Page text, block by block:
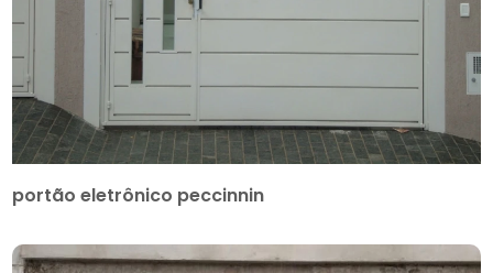
portão eletrônico peccinnin